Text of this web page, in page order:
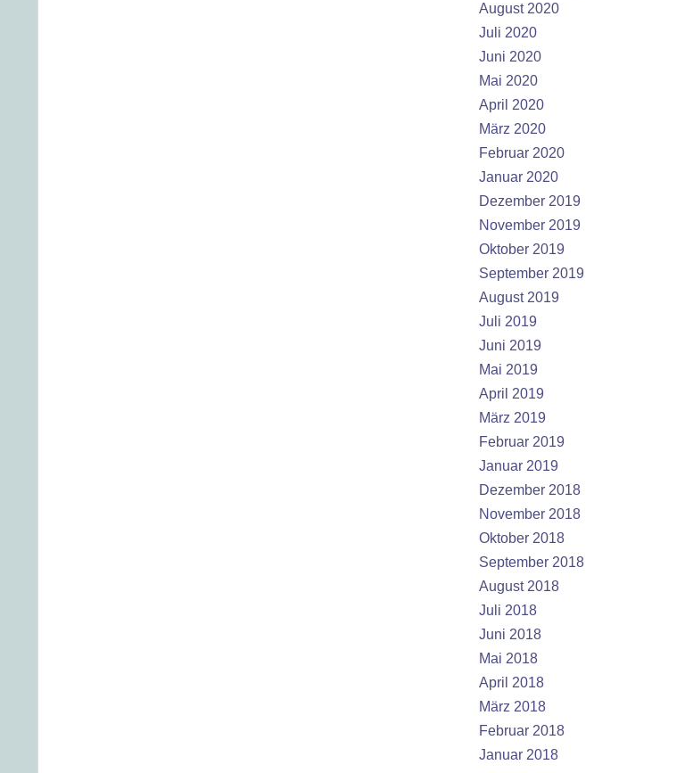
August 2020
Juli 2020
Juni 2020
Mai 2020
April 2020
März 2020
Februar 2020
Januar 2020
Dezember 2019
November 2019
Oktober 2019
September 2019
August 2019
Juli 2019
Juni 2019
Mai 2019
April 2019
März 2019
Februar 2019
Januar 2019
Dezember 2018
November 2018
Oktober 2018
September 2018
August 2018
Juli 2018
Juni 2018
Mai 2018
April 2018
März 2018
Februar 2018
Januar 2018